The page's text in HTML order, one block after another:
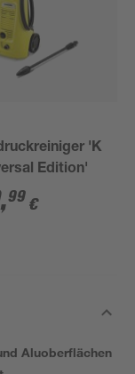
'K
Edition'
,99 €
Aluoberflächen